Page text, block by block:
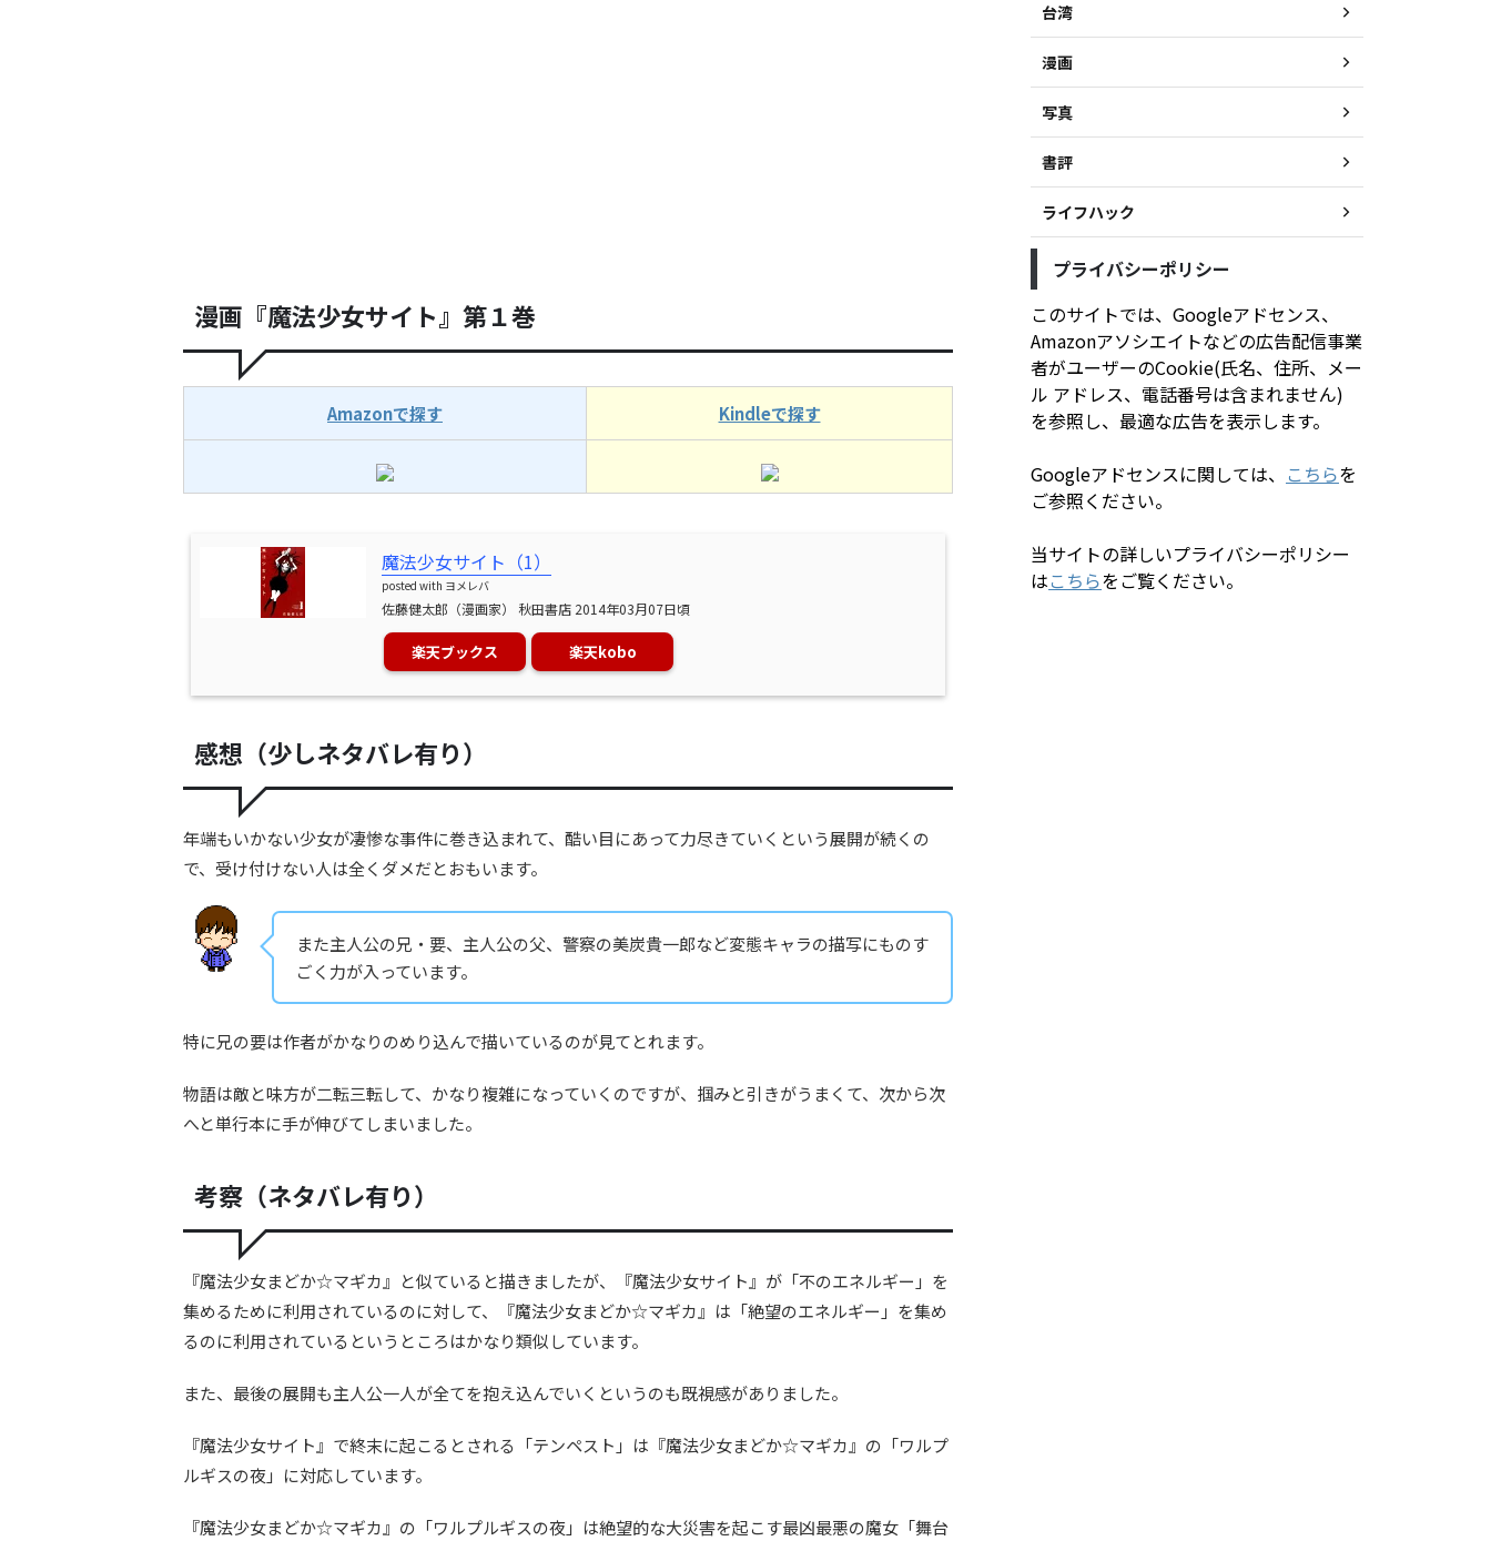
漫画『魔法少女サイト』第１巻
Amazonで探す Kindleで探す
魔法少女サイト（1）
posted with ヨメレバ
佐藤健太郎（漫画家） 秋田書店 2014年03月07日頃
楽天ブックス 楽天kobo
感想（少しネタバレ有り）
年端もいかない少女が凄惨な事件に巻き込まれて、酷い目にあって力尽きていくという展開が続くの
で、受け付けない人は全くダメだとおもいます。
また主人公の兄・要、主人公の父、警察の美炭貴一郎など変態キャラの描写にものす
ごく力が入っています。
特に兄の要は作者がかなりのめり込んで描いているのが見てとれます。
物語は敵と味方が二転三転して、かなり複雑になっていくのですが、掴みと引きがうまくて、次から次
へと単行本に手が伸びてしまいました。
考察（ネタバレ有り）
『魔法少女まどか☆マギカ』と似ていると描きましたが、『魔法少女サイト』が「不のエネルギー」を
集めるために利用されているのに対して、『魔法少女まどか☆マギカ』は「絶望のエネルギー」を集め
るのに利用されているというところはかなり類似しています。
また、最後の展開も主人公一人が全てを抱え込んでいくというのも既視感がありました。
『魔法少女サイト』で終末に起こるとされる「テンペスト」は『魔法少女まどか☆マギカ』の「ワルプ
ルギスの夜」に対応しています。
『魔法少女まどか☆マギカ』の「ワルプルギスの夜」は絶望的な大災害を起こす最凶最悪の魔女「舞台
台湾
漫画
写真
書評
ライフハック
プライバシーポリシー
このサイトでは、Googleアドセンス、
Amazonアソシエイトなどの広告配信事業
者がユーザーのCookie(氏名、住所、メー
ル アドレス、電話番号は含まれません)
を参照し、最適な広告を表示します。
Googleアドセンスに関しては、 こちらを
ご参照ください。
当サイトの詳しいプライバシーポリシー
はこちらをご覧ください。